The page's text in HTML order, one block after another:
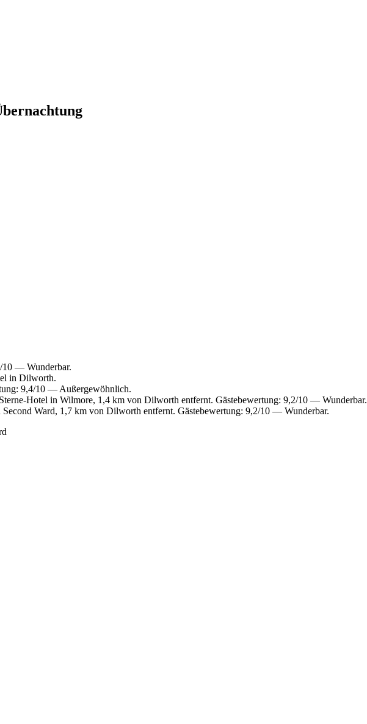
— Wunderbar.
in Dilworth.
9,4/10 — Außergewöhnlich.
Hotel in Wilmore, 1,4 km von Dilworth entfernt. Gästebewertung: 9,2/10 — Wunderbar.
Ward, 1,7 km von Dilworth entfernt. Gästebewertung: 9,2/10 — Wunderbar.